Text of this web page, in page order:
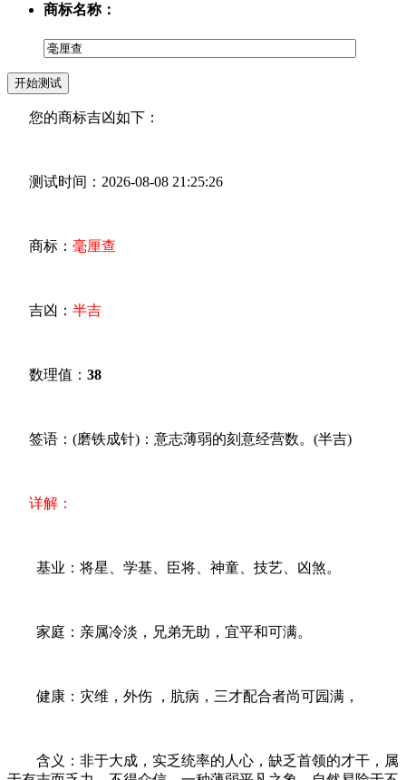
商标名称：
您的商标吉凶如下：
测试时间：2026-08-08 21:25:26
商标： 毫厘查
吉凶： 半吉
数理值： 38
签语：(磨铁成针)：意志薄弱的刻意经营数。(半吉)
详解：
基业：将星、学基、臣将、神童、技艺、凶煞。
家庭：亲属冷淡，兄弟无助，宜平和可满。
健康：灾维，外伤 ，肮病，三才配合者尚可园满，
含义：非于大成，实乏统率的人心，缺乏首领的才干，属